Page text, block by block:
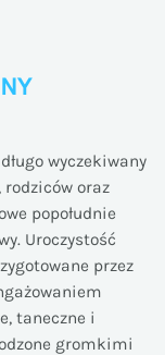
wyczekiwany
rodziców oraz
popołudnie
Uroczystość
przez
taneczne i
gromkimi